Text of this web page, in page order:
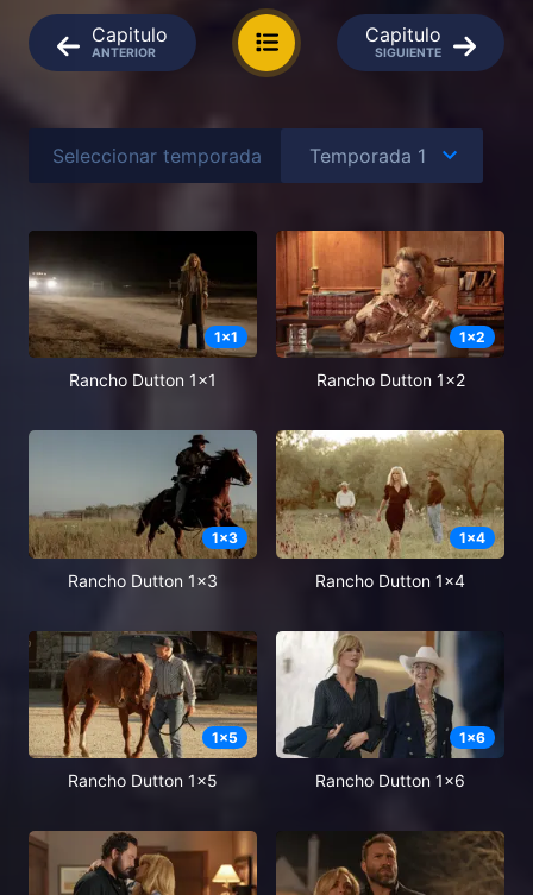
Capitulo
ANTERIOR
Capitulo
SIGUIENTE
Seleccionar temporada
1x1
Rancho Dutton 1x1
1x2
Rancho Dutton 1x2
1x3
Rancho Dutton 1x3
1x4
Rancho Dutton 1x4
1x5
Rancho Dutton 1x5
1x6
Rancho Dutton 1x6